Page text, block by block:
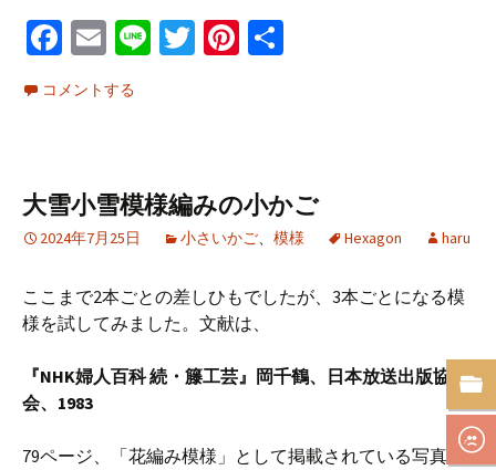
Fa
ce
b
k
E
m
ai
Li T
Pi
コメントする
大雪小雪模様編みの小かご
2024年7月25日 小さいかご、 模様 Hexagon haru
ここまで2本ごとの差しひもでしたが、3本ごとになる模
様を試してみました。文献は、
『NHK婦人百科 続・籐工芸』岡千鶴、日本放送出版協
会、1983
79ページ、「花編み模様」として掲載されている写真の